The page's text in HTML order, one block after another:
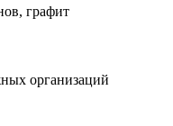
графит
организаций